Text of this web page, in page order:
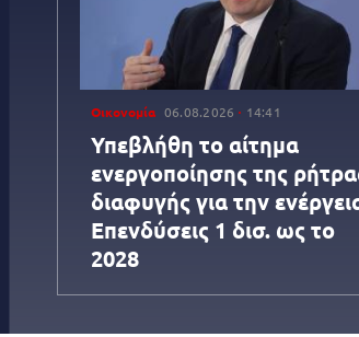
Οικονομία 06.08.2026 14:41
Υπεβλήθη το αίτημα
ενεργοποίησης της
διαφυγής για την
Επενδύσεις 1 δισ. ως το
2028